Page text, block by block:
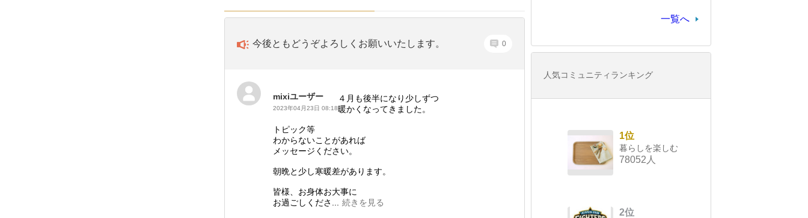
今後ともどうぞよろしくお願いいたします。 0
mixiユーザー
2023年04月23日 08:18
４月も後半になり少しずつ
暖かくなってきました。
トピック等
わからないことがあれば
メッセージください。
朝晩と少し寒暖差があります。
皆様、お身体お大事に
お過ごしくださ...
続きを見る
一覧へ
人気コミュニティランキング
1位
暮らしを楽しむ
78052人
2位